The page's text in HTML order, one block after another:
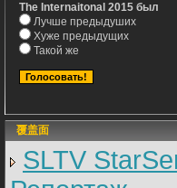
The Internaitonal 2015 был
Лучше предыдуших
Хуже предыдущих
Такой же
覆盖面
SLTV